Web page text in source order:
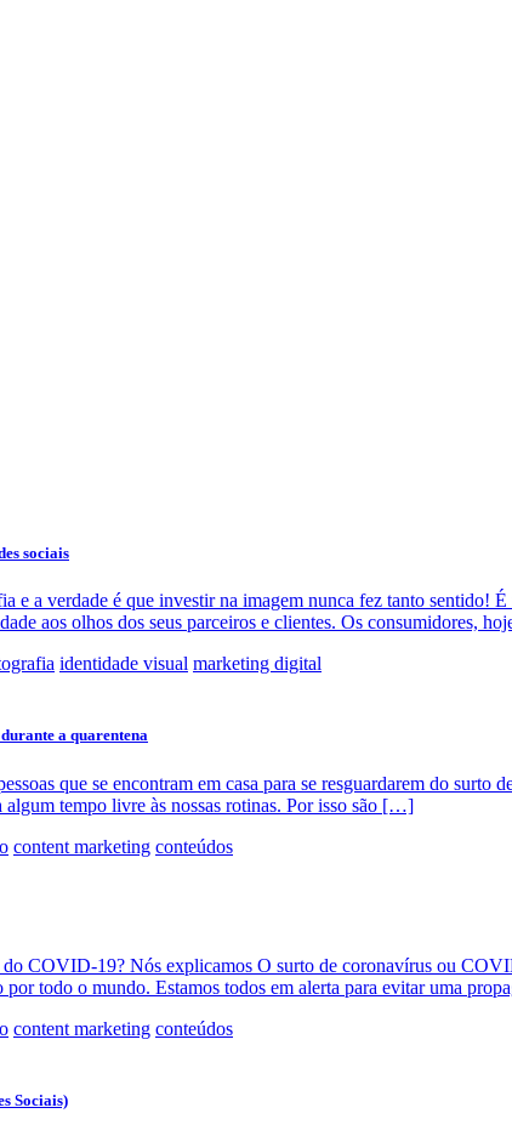
sociais
e a verdade é que investir na imagem nunca fez tanto sentido!
aos olhos dos seus parceiros e clientes. Os consumidores,
identidade visual marketing digital
a quarentena
que se encontram em casa para se resguardarem do
algum tempo livre às nossas rotinas. Por isso são […]
content marketing conteúdos
do COVID-19? Nós explicamos O surto de coronavírus ou
por todo o mundo. Estamos todos em alerta para evitar uma
content marketing conteúdos
Sociais)